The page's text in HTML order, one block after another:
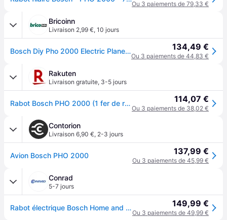
Ou 3 paiements de 79,33 €
Bricoinn
Livraison 2,99 €, 10 jours
Bosch Diy Pho 2000 Electric Planer Argenté One Size / EU Plug 220V 134,49 €
Ou 3 paiements de 44,83 €
Rakuten
Livraison gratuite, 3-5 jours
Rabot Bosch PHO 2000 (1 fer de rabot) 114,07 €
Ou 3 paiements de 38,02 €
Contorion
Livraison 6,90 €, 2-3 jours
Avion Bosch PHO 2000 137,99 €
Ou 3 paiements de 45,99 €
Conrad
5-7 jours
Rabot électrique Bosch Home and Garden 06032A4100 Largeur rabot: 82 mm 680 W Épaisseur de feuillure (max.): 8 mm 1 pc(s) 149,99 €
Ou 3 paiements de 49,99 €